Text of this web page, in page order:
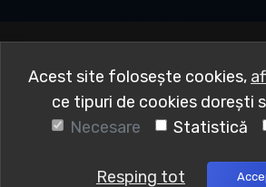
Acest site folosește cookies,
ce tipuri de cookies dorești
Necesare
Statistică
Resping tot